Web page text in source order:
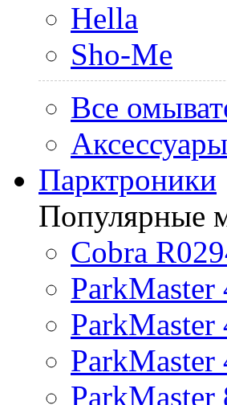
Hella
Sho-Me
Все
Парктроники
Популярные
Cobra
ParkMaster
ParkMaster
ParkMaster
ParkMaster